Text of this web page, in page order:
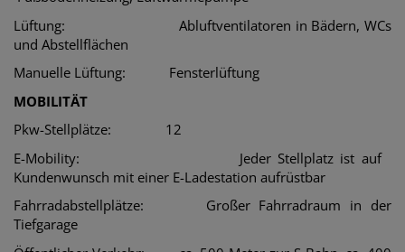
Lüftung:
Abluftventilatoren in Bädern, WCs
und Abstellflächen
Manuelle Lüftung:
Fensterlüftung
MOBILITÄT
Pkw-Stellplätze:
12
E-Mobility: Jeder Stellplatz ist auf
Kundenwunsch mit einer E-Ladestation aufrüstbar
Fahrradabstellplätze: Großer Fahrradraum in der
Tiefgarage